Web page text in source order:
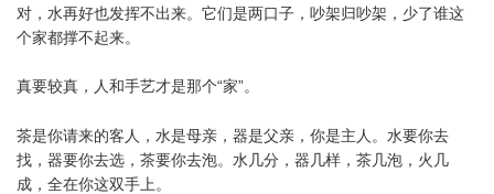
对，水再好也发挥不出来。它们是两口子，吵架归吵架，少了谁这
个家都撑不起来。
真要较真，人和手艺才是那个“家”。
茶是你请来的客人，水是母亲，器是父亲，你是主人。水要你去
找，器要你去选，茶要你去泡。水几分，器几样，茶几泡，火几
成，全在你这双手上。